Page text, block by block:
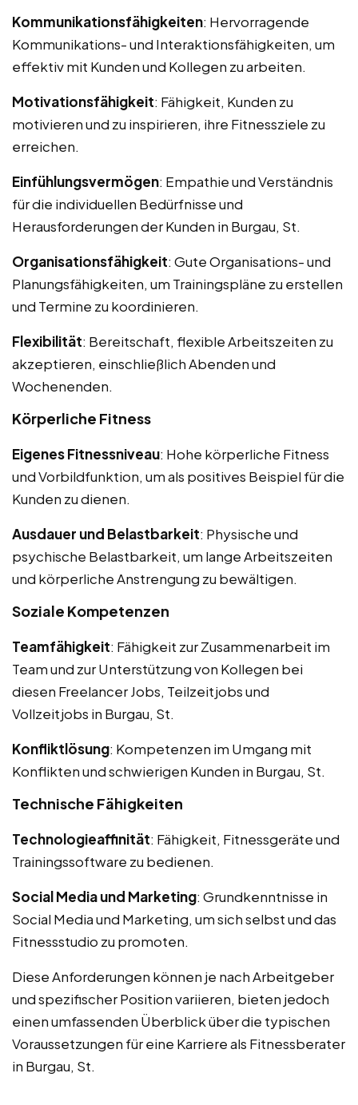
Kommunikationsfähigkeiten: Hervorragende
Kommunikations- und Interaktionsfähigkeiten, um
effektiv mit Kunden und Kollegen zu arbeiten.
Motivationsfähigkeit: Fähigkeit, Kunden zu
motivieren und zu inspirieren, ihre Fitnessziele zu
erreichen.
Einfühlungsvermögen: Empathie und Verständnis
für die individuellen Bedürfnisse und
Herausforderungen der Kunden in Burgau, St.
Organisationsfähigkeit: Gute Organisations- und
Planungsfähigkeiten, um Trainingspläne zu erstellen
und Termine zu koordinieren.
Flexibilität: Bereitschaft, flexible Arbeitszeiten zu
akzeptieren, einschließlich Abenden und
Wochenenden.
Körperliche Fitness
Eigenes Fitnessniveau: Hohe körperliche Fitness
und Vorbildfunktion, um als positives Beispiel für die
Kunden zu dienen.
Ausdauer und Belastbarkeit: Physische und
psychische Belastbarkeit, um lange Arbeitszeiten
und körperliche Anstrengung zu bewältigen.
Soziale Kompetenzen
Teamfähigkeit: Fähigkeit zur Zusammenarbeit im
Team und zur Unterstützung von Kollegen bei
diesen Freelancer Jobs, Teilzeitjobs und
Vollzeitjobs in Burgau, St.
Konfliktlösung: Kompetenzen im Umgang mit
Konflikten und schwierigen Kunden in Burgau, St.
Technische Fähigkeiten
Technologieaffinität: Fähigkeit, Fitnessgeräte und
Trainingssoftware zu bedienen.
Social Media und Marketing: Grundkenntnisse in
Social Media und Marketing, um sich selbst und das
Fitnessstudio zu promoten.
Diese Anforderungen können je nach Arbeitgeber
und spezifischer Position variieren, bieten jedoch
einen umfassenden Überblick über die typischen
Voraussetzungen für eine Karriere als Fitnessberater
in Burgau, St.